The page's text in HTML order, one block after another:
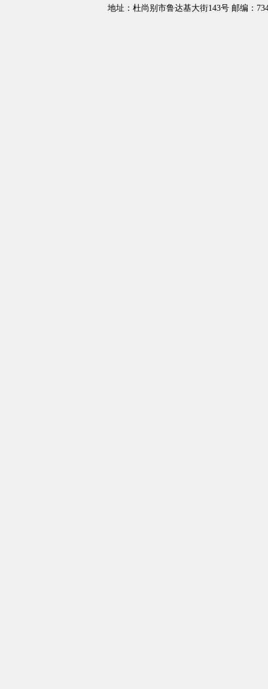
地址：杜尚别市鲁达基大街143号 邮编：